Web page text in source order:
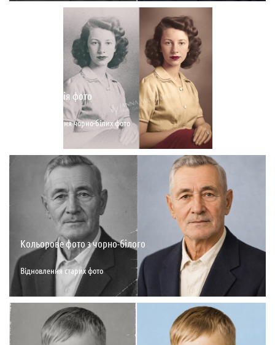
Колоризація фото
Розфарбування чорно-білих фото
Кольорове фото з чорно-білого
Відновлення старих фото